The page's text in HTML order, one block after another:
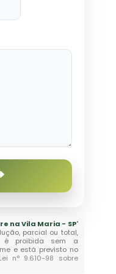
na Vila Maria - SP"
parcial ou total,
é proibida sem a
e está previsto no
Lei n° 9.610-98 sobre